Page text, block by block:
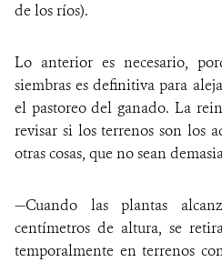
de los ríos).
Lo anterior es necesario,
siembras es definitiva para
el pastoreo del ganado. La
revisar si los terrenos son los
otras cosas, que no sean
—Cuando las plantas
centímetros de altura, se
temporalmente en terrenos